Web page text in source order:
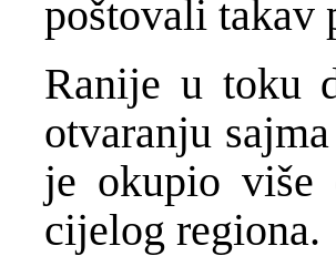
poštovali takav
Ranije u toku
otvaranju sajma
je okupio više
cijelog regiona.